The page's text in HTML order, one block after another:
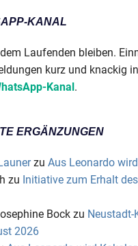
KANAL
Laufenden bleiben.
kurz und knackig in
Kanal.
ERGÄNZUNGEN
zu Aus Leonardo
zu Initiative zum Erhalt
Bockzu
2026